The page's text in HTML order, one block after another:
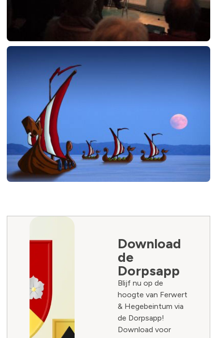
Download
de
Dorpsapp
Blijf nu op de
hoogte van Ferwert
& Hegebeintum via
de Dorpsapp!
Download voor